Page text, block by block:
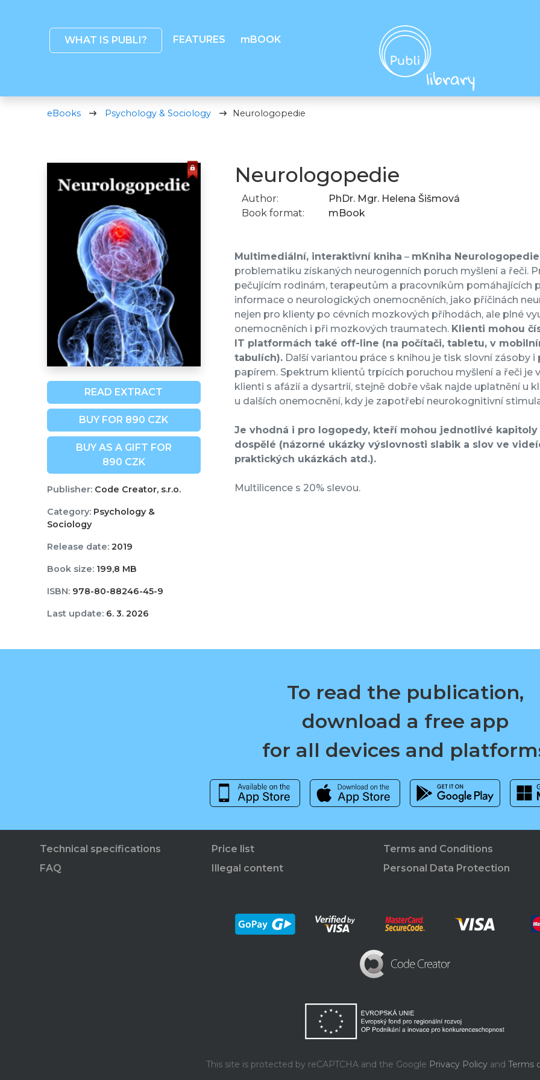
WHAT IS PUBLI? FEATURES mBOOK
eBooks Psychology & Sociology Neurologopedie
READ EXTRACT
BUY FOR 890 CZK
BUY AS A GIFT FOR
890 CZK
Publisher:Code Creator, s.r.o.
Category:Psychology &
Sociology
Release date:2019
Book size:199,8 MB
ISBN:978-80-88246-45-9
Last update:6. 3. 2026
Neurologopedie
Author:
PhDr. Mgr. Helena Šišmová
Book format:
mBook
Multimediální, interaktivní kniha – mKniha Neurologopedie
problematiku získaných neurogenních poruch myšlení a řeči.
pečujícím rodinám, terapeutům a pracovníkům pomáhajících
informace o neurologických onemocněních, jako příčinách
nejen pro klienty po cévních mozkových příhodách, ale plné
onemocněních i při mozkových traumatech. Klienti mohou
IT platformách také off-line (na počítači, tabletu, v
tabulích).Další variantou práce s knihou je tisk slovní zásoby
papírem. Spektrum klientů trpících poruchou myšlení a řeči je
klienti s afázií a dysartrií, stejně dobře však najde uplatnění u
u dalších onemocnění, kdy je zapotřebí neurokognitivní
Je vhodná i pro logopedy, kteří mohou jednotlivé
dospělé (názorné ukázky výslovnosti slabik a slov ve
praktických ukázkách atd.).
Multilicence s 20% slevou.
To read the publication,
download a free app
for all devices and
Technical specifications
FAQ
Price list
Illegal content
Terms and Conditions
Personal Data Protection
This site is protected by reCAPTCHA and the Google Privacy Policyand Terms